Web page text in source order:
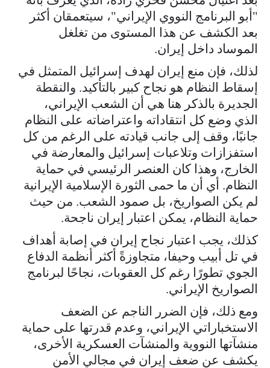
"أبو البرنامج النووي الإيراني"، سيتعمقان أكثر
بعد الكشف عن هذا المستوى من تغلغل
الموساد داخل إيران.
لذلك، فإن منع إيران لهدف إسرائيل المتمثل في
إسقاط النظام هو نجاح كبير بالتأكيد. والنقطة
الجديرة بالذكر هنا هي أن الشعب الإيراني،
الذي وضع كل انتقاداته واعتراضاته على النظام
جانبًا، وقف إلى جانب قيادته على الرغم من كل
استفزازات وتلاعبات إسرائيل والمعارضة في
الخارج، وهذا كان العنصر الرئيسي في حماية
النظام. أي أن ما حمى الثورة الإسلامية الإيرانية
لم يكن الصواريخ، بل صمود الشعب. من حيث
حماية النظام، يمكن اعتبار إيران ناجحة.
كذلك، يجب اعتبار نجاح إيران في إصابة أهداف
في تل أبيب وحيفا، متجاوزةً أكثر أنظمة الدفاع
الجوي تطورًا رغم كل العقوبات، نجاحًا لبرنامج
الصواريخ الإيراني.
ومع ذلك، فإن الضرر الناجم عن الضعف
الاستخباراتي الإيراني، وعدم قدرتها على حماية
منشآتها النووية والمنشآت العسكرية الأخرى،
يكشف عن ضعف إيران في مجالي الأمن